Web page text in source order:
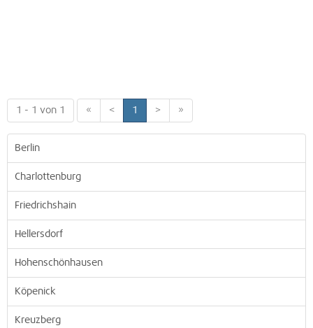
1 - 1 von 1 « < 1 > »
Berlin
Charlottenburg
Friedrichshain
Hellersdorf
Hohenschönhausen
Köpenick
Kreuzberg